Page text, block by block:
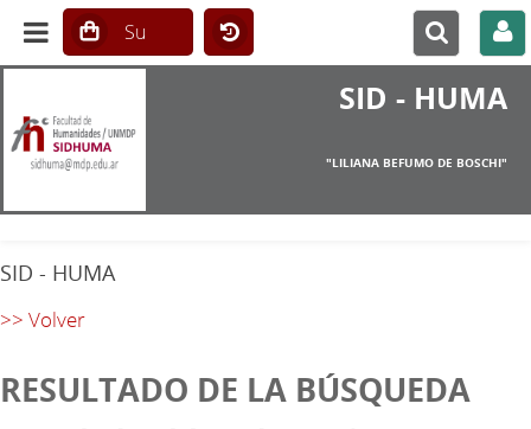
SID - HUMA
"LILIANA BEFUMO DE BOSCHI"
SID - HUMA
>> Volver
RESULTADO DE LA BÚSQUEDA